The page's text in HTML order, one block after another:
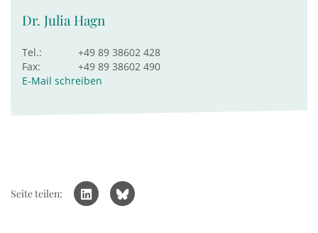
Dr. Julia Hagn
Tel.:
+49 89 38602 428
Fax:
+49 89 38602 490
E-Mail schreiben
Seite teilen: